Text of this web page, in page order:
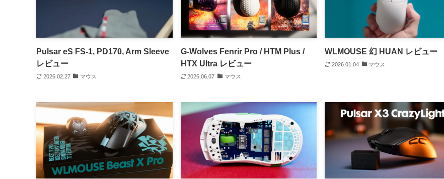
Pulsar eS FS-1, PD170, Arm Sleeve
レビュー
2026.02.27 マウス
G-Wolves Fenrir Pro / HTM Plus /
HTX Ultra レビュー
2026.06.07 マウス
WLMOUSE 幻 HUAN レビュー
2026.01.04 マウス